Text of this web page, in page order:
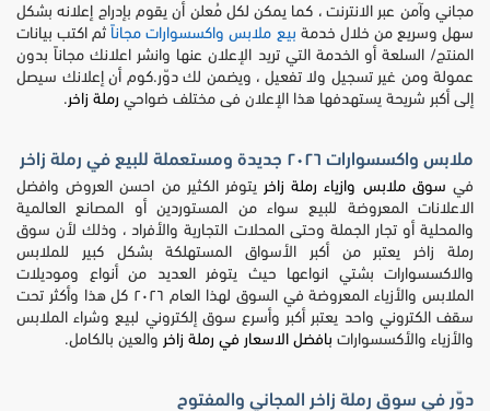
مجاني وآمن عبر الانترنت ، كما يمكن لكل مُعلن أن يقوم بإدراج إعلانه بشكل
سهل وسريع من خلال خدمة بيع ملابس واكسسوارات مجاناً ثم اكتب بيانات
المنتج/ السلعة أو الخدمة التي تريد الإعلان عنها وانشر اعلانك مجاناً بدون
عمولة ومن غير تسجيل ولا تفعيل ، ويضمن لك دوّر.كوم أن إعلانك سيصل
إلى أكبر شريحة يستهدفها هذا الإعلان فى مختلف ضواحي رملة زاخر.
ملابس واكسسوارات ٢٠٢٦ جديدة ومستعملة للبيع في رملة زاخر
في سوق ملابس وازياء رملة زاخر يتوفر الكثير من احسن العروض وافضل
الاعلانات المعروضة للبيع سواء من المستوردين أو المصانع العالمية
والمحلية أو تجار الجملة وحتى المحلات التجارية والأفراد ، وذلك لأن سوق
رملة زاخر يعتبر من أكبر الأسواق المستهلكة بشكل كبير للملابس
والاكسسوارات بشتي انواعها حيث يتوفر العديد من أنواع وموديلات
الملابس والأزياء المعروضة في السوق لهذا العام ٢٠٢٦ كل هذا وأكثر تحت
سقف الكتروني واحد يعتبر أكبر وأسرع سوق إلكتروني لبيع وشراء الملابس
والأزياء والأكسسوارات بافضل الاسعار في رملة زاخر والعين بالكامل.
دوّر في سوق رملة زاخر المجاني والمفتوح